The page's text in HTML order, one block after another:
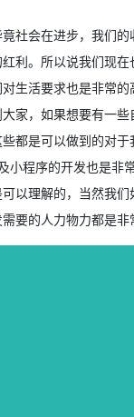
社会在进步，我们的
利。所以说我们现
生活要求也是非常
家，如果想要有一些
些都是可以做到的对
小程序的开发也是非
以理解的，当然我们
要的人力物力都是非